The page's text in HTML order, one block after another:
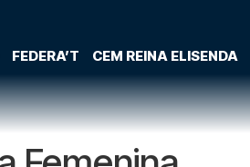
FEDERA’T CEM REINA ELISENDA